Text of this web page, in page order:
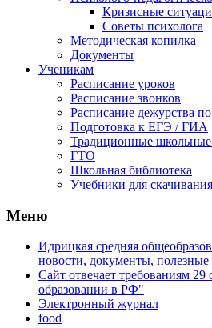
Кризисные
Советы психолога
Методическая копилка
Документы
Ученикам
Расписание уроков
Расписание звонков
Расписание дежурства
Подготовка к ЕГЭ / ГИА
Традиционные школьные
ГТО
Школьная библиотека
Учебники для скачивания
Мeню
Идрицкая средняя
новости, документы, полезные
Сайт отвечает требованиям 29
образовании в РФ"
Электронный журнал
food